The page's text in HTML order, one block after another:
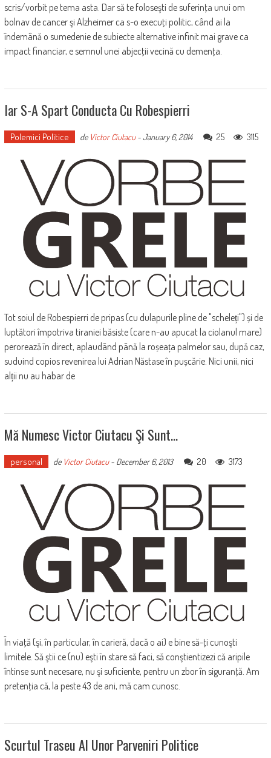
scris/vorbit pe tema asta. Dar să te foloseşti de suferinţa unui om
bolnav de cancer şi Alzheimer ca s-o execuţi politic, când ai la
îndemână o sumedenie de subiecte alternative infinit mai grave ca
impact financiar, e semnul unei abjecţii vecină cu demenţa.
Iar S-A Spart Conducta Cu Robespierri
Polemici Politice de Victor Ciutacu-January 6, 2014 25 3115
Tot soiul de Robespierri de pripas (cu dulapurile pline de "scheleți") și de
luptători împotriva tiraniei băsiste (care n-au apucat la ciolanul mare)
perorează în direct, aplaudând până la roșeața palmelor sau, după caz,
suduind copios revenirea lui Adrian Năstase în pușcărie. Nici unii, nici
alții nu au habar de
Mă Numesc Victor Ciutacu Şi Sunt…
personal de Victor Ciutacu- December 6, 2013 20 3173
În viaţă (şi, în particular, în carieră, dacă o ai) e bine să-ţi cunoşti
limitele. Să ştii ce (nu) eşti în stare să faci, să conştientizezi că aripile
întinse sunt necesare, nu şi suficiente, pentru un zbor în siguranţă. Am
pretenţia că, la peste 43 de ani, mă cam cunosc.
Scurtul Traseu Al Unor Parveniri Politice